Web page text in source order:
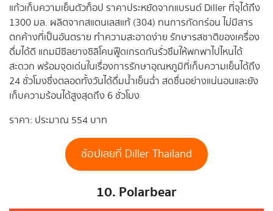
แก้วเก็บความเย็นตัวท็อป ราคาประหยัดจากแบรนด์ Diller ที่จุได้ถึง
1300 มล. ผลิตจากสแตนเลสแท้ (304) ทนการกัดกร่อน ไม่มีสาร
ตกค้างที่เป็นอันตราย ทำความสะอาดง่าย รักษารสชาติของเครื่อง
ดื่มได้ดี แถมมีซีลยางซิลิโคนฟู๊ดเกรดกันรั่วซึมให้พกพาไปไหนได้
สะดวก พร้อมจุดเด่นในเรื่องการรักษาอุณหภูมิที่เก็บความเย็นได้ถึง
24 ชั่วโมงซึ่งตลอดทั้งวันได้ดื่มน้ำเย็นฉ่ำ สดชื่นอย่างแน่นอนและยัง
เก็บความร้อนได้สูงสุดถึง 6 ชั่วโมง
ราคา: ประมาณ 554 บาท
ช้อปเลยที่ Diller Thailand
10. Polarbear